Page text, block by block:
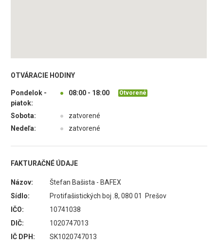
OTVÁRACIE HODINY
Pondelok -
piatok:
● 08:00 - 18:00 Otvorené
Sobota: ●
zatvorené
Nedeľa:
● zatvorené
FAKTURAČNÉ ÚDAJE
Názov:
Štefan Bašista - BAFEX
Sídlo:
Protifašistických boj .8, 080 01 Prešov
IČO:
10741038
DIČ:
1020747013
IČ DPH:
SK1020747013